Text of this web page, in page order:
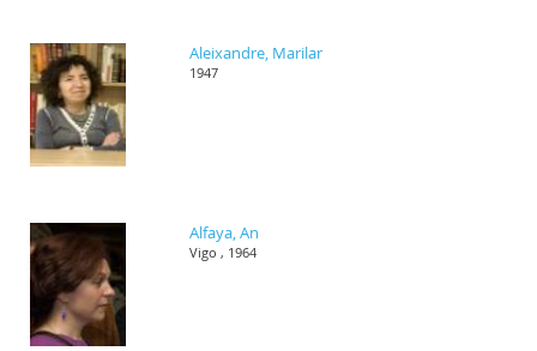
Aleixandre, Marilar
1947
Alfaya, An
Vigo , 1964